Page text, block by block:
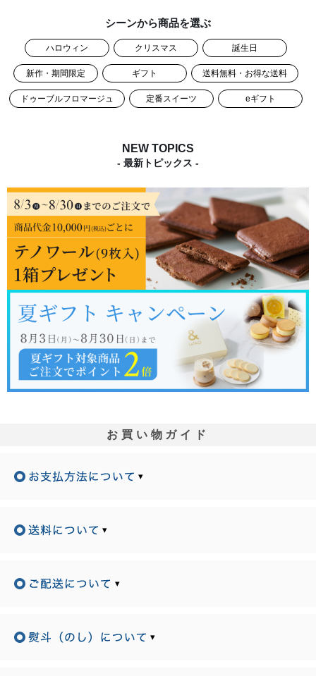
シーンから商品を選ぶ
ハロウィン クリスマス 誕生日
新作・期間限定 ギフト 送料無料・お得な送料
ドゥーブルフロマージュ 定番スイーツ eギフト
NEW TOPICS
- 最新トピックス -
お買い物ガイド
▾
▾
▾
▾